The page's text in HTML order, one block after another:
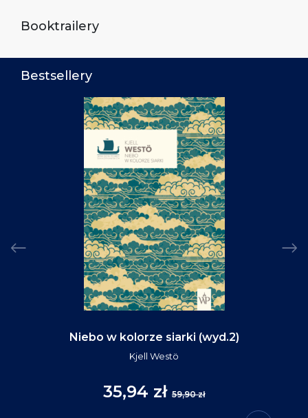
Booktrailery
Bestsellery
Niebo w kolorze siarki (wyd.2)
Kjell Westö
35,94 zł 59,90 zł